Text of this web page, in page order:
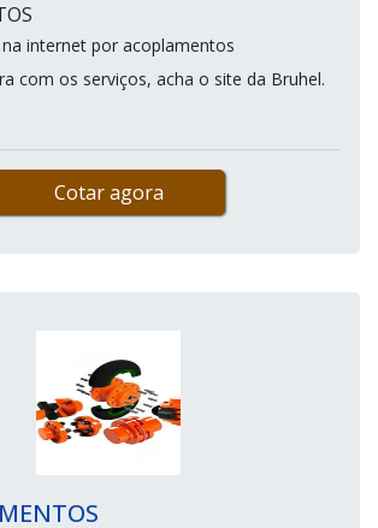
internet por acoplamentos
com os serviços, acha o site da Bruhel.
Cotar agora